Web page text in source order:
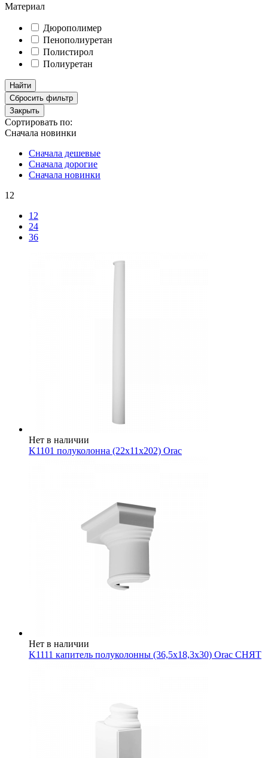
Материал
Дюрополимер
Пенополиуретан
Полистирол
Полиуретан
Найти
Сбросить фильтр
Закрыть
Сортировать по:
Сначала новинки
Сначала дешевые
Сначала дорогие
Сначала новинки
12
12
24
36
Нет в наличии
K1101 полуколонна (22x11x202) Orac
Нет в наличии
K1111 капитель полуколонны (36,5x18,3x30) Orac СНЯТ